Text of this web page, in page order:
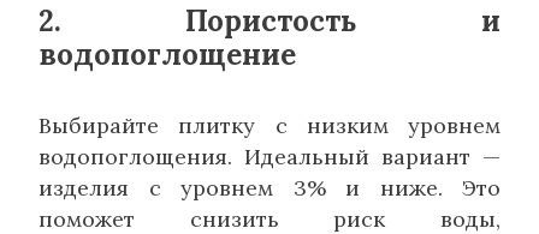
2. Пористость и
водопоглощение
Выбирайте плитку с низким уровнем
водопоглощения. Идеальный вариант —
изделия с уровнем 3% и ниже. Это
поможет снизить риск воды,